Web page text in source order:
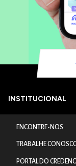
INSTITUCIONAL
ENCONTRE-NOS
TRABALHE
PORTAL DO